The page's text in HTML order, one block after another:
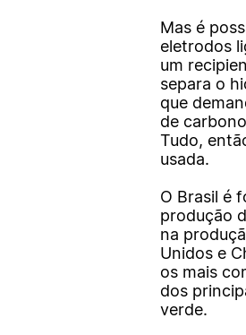
Mas é
eletrodos
um
separa o
que
de
Tudo,
usada.
O Brasil é
produção
na
Unidos e
os mais
dos
verde.